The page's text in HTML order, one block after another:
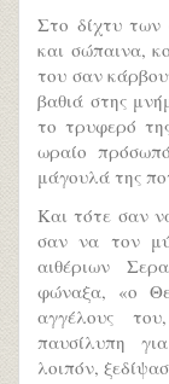
Στο δίχτυ των
και σώπαινα,
του σαν
βαθιά στης
το τρυφερό
ωραίο
μάγουλά της
Και τότε σαν
σαν να τον
αιθέριων
φώναξα, «ο
αγγέλους
παυσίλυπη
λοιπόν,